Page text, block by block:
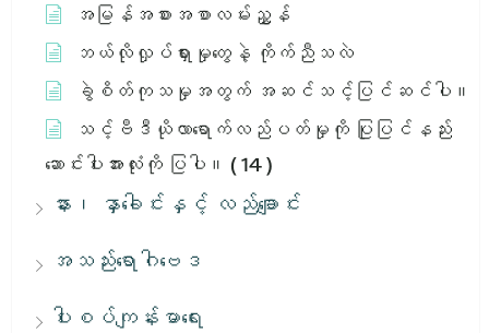
အမြန်အစားအစာလမ်းညွှန်
ဘယ်လိုလှုပ်ရှားမှုတွေနဲ့ ကိုက်ညီသလဲ
ခွဲစိတ်ကုသမှုအတွက် အဆင်သင့်ပြင်ဆင်ပါ။
သင့်ဗီဒီယိုလာရောက်လည်ပတ်မှုကို ပြုပြင်နည်း
ဆောင်းပါးအားလုံးကို ပြပါ။ ( 14 )
နား၊ နှာခေါင်းနှင့် လည်ချောင်း
အသည်းရောဂါဗေဒ
ပါးစပ်ကျန်းမာရေး